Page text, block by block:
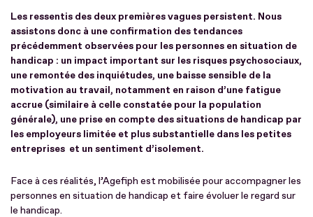
Les ressentis des deux premières vagues persistent. Nous
assistons donc à une confirmation des tendances
précédemment observées pour les personnes en situation de
handicap : un impact important sur les risques psychosociaux,
une remontée des inquiétudes, une baisse sensible de la
motivation au travail, notamment en raison d’une fatigue
accrue (similaire à celle constatée pour la population
générale), une prise en compte des situations de handicap par
les employeurs limitée et plus substantielle dans les petites
entreprises et un sentiment d’isolement.
Face à ces réalités, l’Agefiph est mobilisée pour accompagner les
personnes en situation de handicap et faire évoluer le regard sur
le handicap.